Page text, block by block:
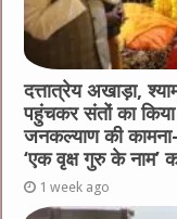
दत्तात्रेय अखाड़ा,
पहुंचकर संतों का
जनकल्याण की
‘एक वृक्ष गुरु के नाम’
1 week ago